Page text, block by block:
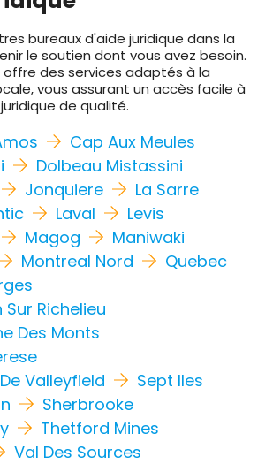
bureaux d'aide juridique dans la
le soutien dont vous avez besoin.
des services adaptés à la
vous assurant un accès facile à
de qualité.
Cap Aux Meules
Dolbeau Mistassini
Jonquiere
La Sarre
Laval
Levis
Magog
Maniwaki
Montreal Nord
Quebec
Richelieu
Des Monts
Valleyfield
Sept Iles
Sherbrooke
Thetford Mines
Val Des Sources